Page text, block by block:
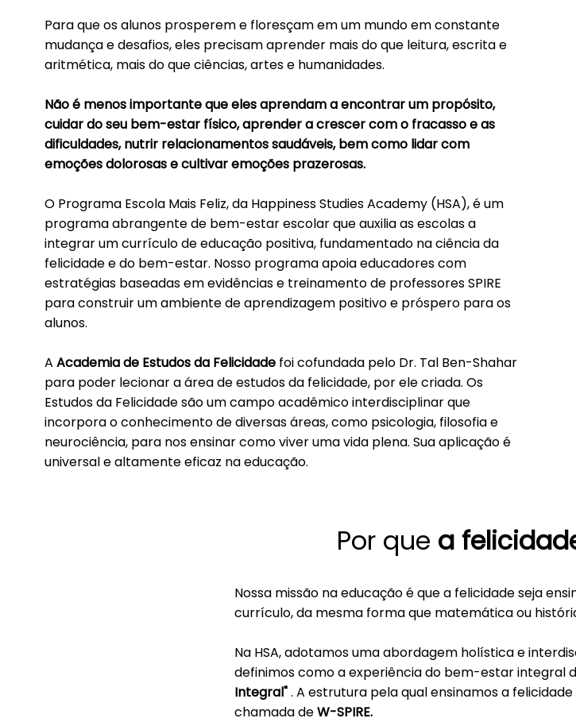
Para que os alunos prosperem e floresçam em um mundo em constante
mudança e desafios, eles precisam aprender mais do que leitura, escrita e
aritmética, mais do que ciências, artes e humanidades.
Não é menos importante que eles aprendam a encontrar um propósito,
cuidar do seu bem-estar físico, aprender a crescer com o fracasso e as
dificuldades, nutrir relacionamentos saudáveis, bem como lidar com
emoções dolorosas e cultivar emoções prazerosas.
O Programa Escola Mais Feliz, da Happiness Studies Academy (HSA), é um
programa abrangente de bem-estar escolar que auxilia as escolas a
integrar um currículo de educação positiva, fundamentado na ciência da
felicidade e do bem-estar. Nosso programa apoia educadores com
estratégias baseadas em evidências e treinamento de professores SPIRE
para construir um ambiente de aprendizagem positivo e próspero para os
alunos.
AAcademia de Estudos da Felicidade foi cofundada pelo Dr. Tal Ben-Shahar
para poder lecionar a área de estudos da felicidade, por ele criada. Os
Estudos da Felicidade são um campo acadêmico interdisciplinar que
incorpora o conhecimento de diversas áreas, como psicologia, filosofia e
neurociência, para nos ensinar como viver uma vida plena. Sua aplicação é
universal e altamente eficaz na educação.
Por que a
Nossa missão na educação é que a felicidade seja
currículo, da mesma forma que matemática ou
Na HSA, adotamos uma abordagem holística e
definimos como a experiência do bem-estar integral
Integral". A estrutura pela qual ensinamos a
chamada deW-SPIRE.